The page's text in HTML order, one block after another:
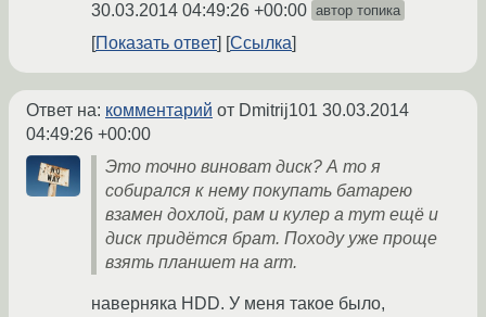
30.03.2014 04:49:26 +00:00 автор топика
Показать ответ Ссылка
Ответ на: комментарий от Dmitrij101 30.03.2014
04:49:26 +00:00
Это точно виноват диск? А то я
собирался к нему покупать батарею
взамен дохлой, рам и кулер а тут ещё и
диск придётся брат. Походу уже проще
взять планшет на arm.
наверняка HDD. У меня такое было,